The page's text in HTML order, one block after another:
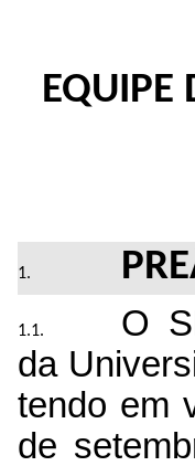
EQUIPE
O
da
tendo em
de